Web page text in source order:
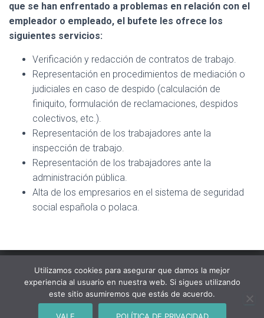
que se han enfrentado a problemas en relación con el
empleador o empleado, el bufete les ofrece los
siguientes servicios:
Verificación y redacción de contratos de trabajo.
Representación en procedimientos de mediación o
judiciales en caso de despido (calculación de
finiquito, formulación de reclamaciones, despidos
colectivos, etc.).
Representación de los trabajadores ante la
inspección de trabajo.
Representación de los trabajadores ante la
administración pública.
Alta de los empresarios en el sistema de seguridad
social española o polaca.
SOBRE EL DESPACHO EXPERIENCIA
POLÍTICA DE PRIVACIDAD
Utilizamos cookies para asegurar que damos la mejor
experiencia al usuario en nuestra web. Si sigues utilizando
este sitio asumiremos que estás de acuerdo.